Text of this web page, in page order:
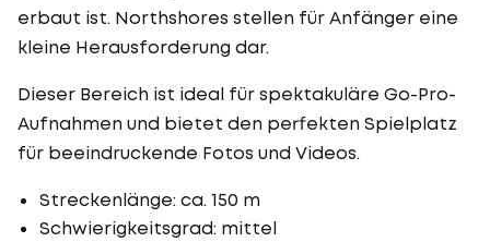
erbaut ist. Northshores stellen für Anfänger eine
kleine Herausforderung dar.
Dieser Bereich ist ideal für spektakuläre Go-Pro-
Aufnahmen und bietet den perfekten Spielplatz
für beeindruckende Fotos und Videos.
Streckenlänge: ca. 150 m
Schwierigkeitsgrad: mittel